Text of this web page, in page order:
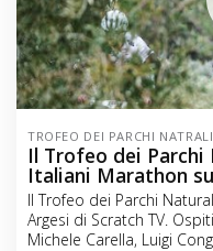
TROFEO DEI PARCHI NATRALI
Il Trofeo dei
Italiani Marathon
Il Trofeo dei Parchi
Argesi di Scratch TV.
Michele Carella, Luigi